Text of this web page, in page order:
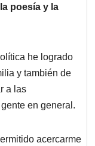
poesía y la
he logrado
y también de
a las
en general.
acercarme